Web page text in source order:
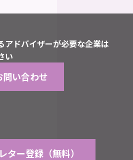
アドバイザーが必要な企業は
い
問い合わせ
ター登録（無料）